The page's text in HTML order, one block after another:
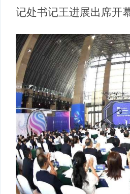
记处书记王进展出席开